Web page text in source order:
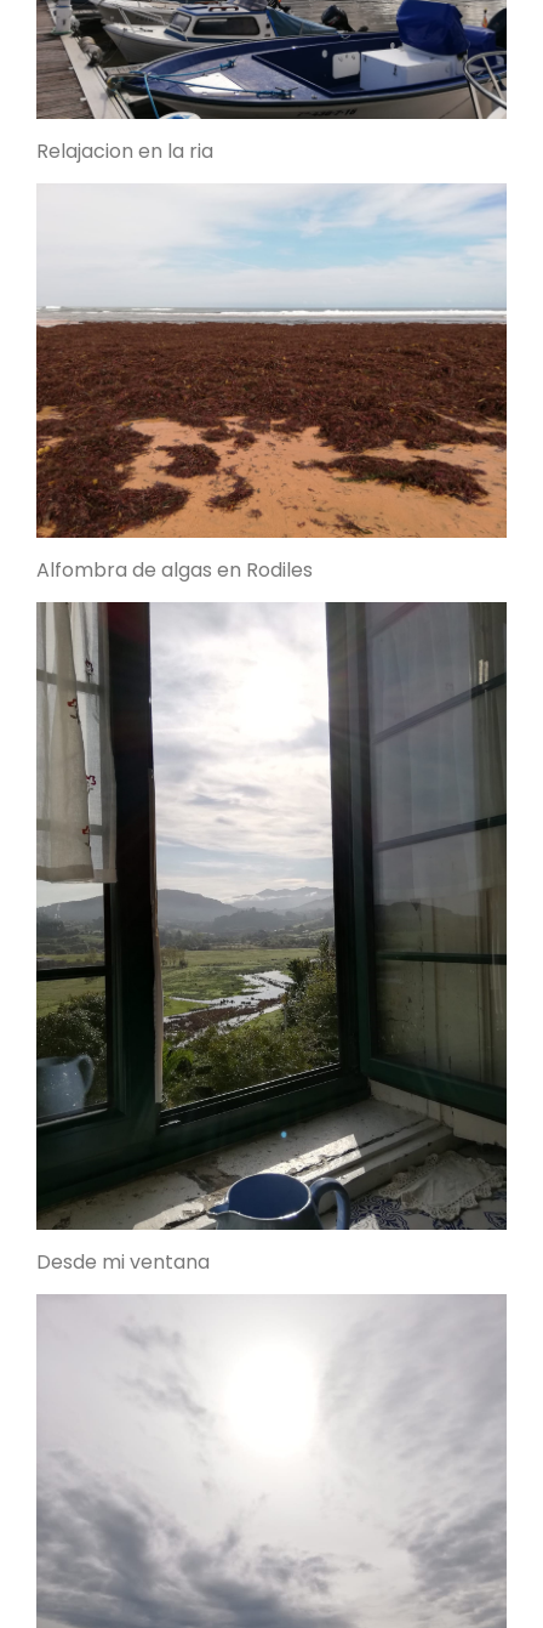
Relajacion en la ria
Alfombra de algas en Rodiles
Desde mi ventana